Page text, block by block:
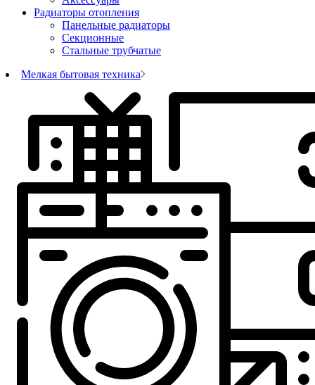
Радиаторы отопления
Панельные радиаторы
Секционные
Стальные трубчатые
Мелкая бытовая техника